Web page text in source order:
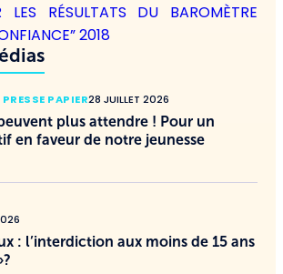
LES RÉSULTATS DU BAROMÈTRE
2018
PRESSE PAPIER28 JUILLET 2026
plus attendre ! Pour un
en faveur de notre jeunesse
: l’interdiction aux moins de 15 ans